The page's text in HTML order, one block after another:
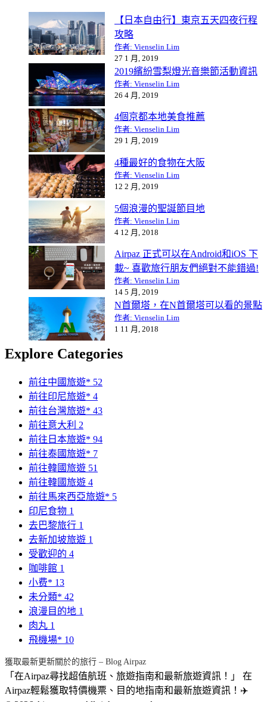
【日本自由行】東京五天四夜行程
攻略
作者: Vienselin Lim
27 1 月, 2019
2019繽紛雪梨燈光音樂節活動資訊
作者: Vienselin Lim
26 4 月, 2019
4個京都本地美食推薦
作者: Vienselin Lim
29 1 月, 2019
4種最好的食物在大阪
作者: Vienselin Lim
12 2 月, 2019
5個浪漫的聖誕節目地
作者: Vienselin Lim
4 12 月, 2018
Airpaz 正式可以在Android和iOS 下
載~ 喜歡旅行朋友們絕對不能錯過!
作者: Vienselin Lim
14 5 月, 2019
N首爾塔，在N首爾塔可以看的景點
作者: Vienselin Lim
1 11 月, 2018
Explore Categories
前往中國旅遊* 52
前往印尼旅遊* 4
前往台灣旅遊* 43
前往意大利 2
前往日本旅遊* 94
前往泰國旅遊* 7
前往韓國旅遊 51
前往韓國旅遊 4
前往馬來西亞旅遊* 5
印尼食物 1
去巴黎旅行 1
去新加坡旅遊 1
受歡迎的 4
咖啡館 1
小费* 13
未分類* 42
浪漫目的地 1
肉丸 1
飛機場* 10
獲取最新更新關於的旅行 – Blog Airpaz
「在Airpaz尋找超值航班、旅遊指南和最新旅遊資訊！」 在
Airpaz輕鬆獲取特價機票、目的地指南和最新旅遊資訊！✈️